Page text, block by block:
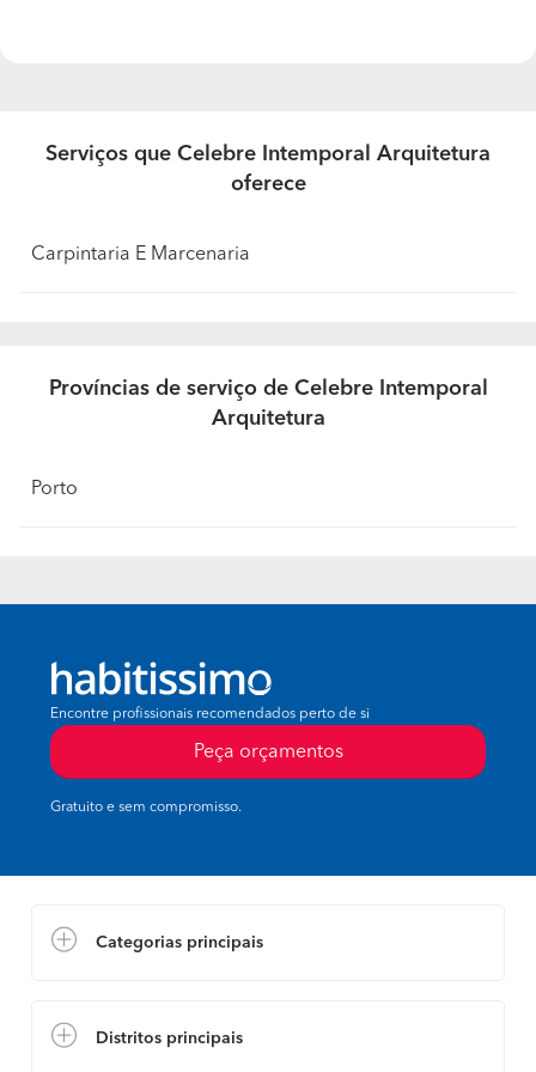
relação aos trabalhos realizados?
Experiência nacional e internacional
Quais as formas de pagamento que aceitam?
Aceitam pagamentos faseados?
orgulho?
Serviços que Celebre Intemporal Arquitetura
oferece
Carpintaria E Marcenaria
Províncias de serviço de Celebre Intemporal
Arquitetura
Porto
Encontre profissionais recomendados perto de si
Peça orçamentos
Gratuito e sem compromisso.
Categorias principais
Distritos principais